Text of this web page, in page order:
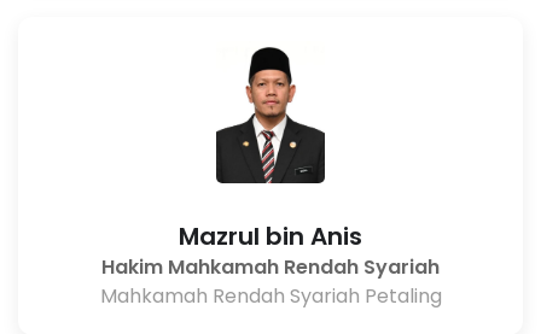
Mazrul bin Anis
Hakim Mahkamah Rendah Syariah
Mahkamah Rendah Syariah Petaling